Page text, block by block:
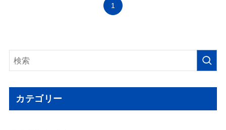
1
カテゴリー